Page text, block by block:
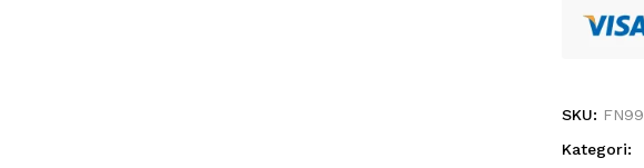
SKU: FN99
Kategori: